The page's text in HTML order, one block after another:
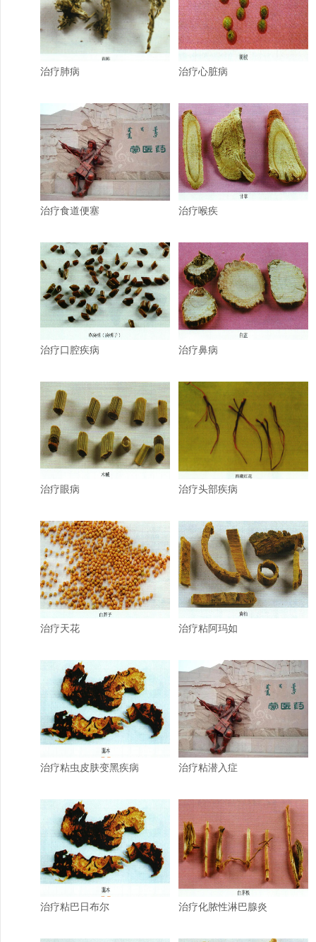
治疗肺病 治疗心脏病
治疗食道便塞 治疗喉疾
治疗口腔疾病 治疗鼻病
治疗眼病 治疗头部疾病
治疗天花 治疗粘阿玛如
治疗粘虫皮肤变黑疾病 治疗粘潜入症
治疗粘巴日布尔 治疗化脓性淋巴腺炎